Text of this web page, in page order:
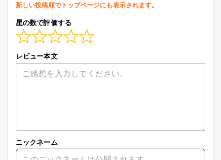
新しい投稿順でトップページにも表示されます。
星の数で評価する
レビュー本文
ニックネーム